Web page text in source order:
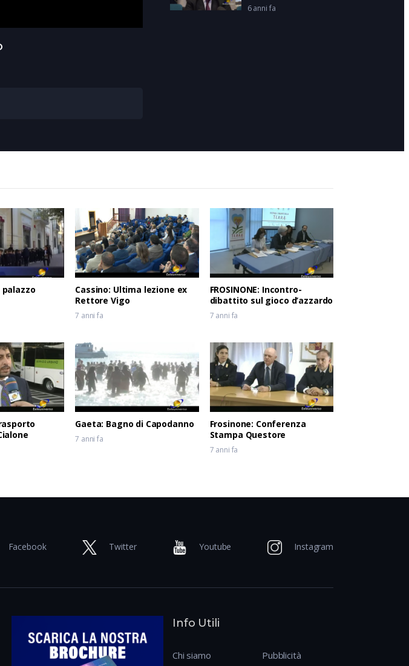
6 anni fa
palazzo
Cassino: Ultima lezione ex
Rettore Vigo
7 anni fa
FROSINONE: Incontro-
dibattito sul gioco d’azzardo
7 anni fa
Gaeta: Bagno di Capodanno
7 anni fa
Frosinone: Conferenza
Stampa Questore
7 anni fa
Facebook Twitter Youtube Instagram
Info Utili
Chi siamo Pubblicità